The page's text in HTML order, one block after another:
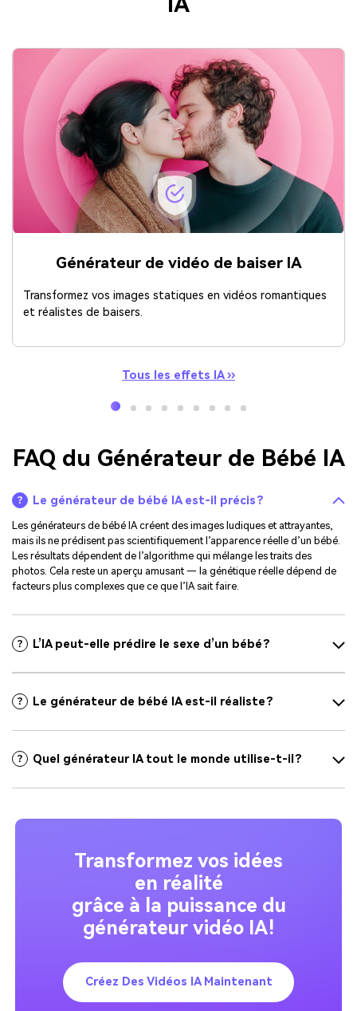
Générateur de vidéo de baiser IA
Transformez vos images statiques en vidéos romantiques
et réalistes de baisers.
Tous les effets IA ››
FAQ du Générateur de Bébé IA
Le générateur de bébé IA est-il précis ?
Les générateurs de bébé IA créent des images ludiques et attrayantes,
mais ils ne prédisent pas scientifiquement l’apparence réelle d’un bébé.
Les résultats dépendent de l’algorithme qui mélange les traits des
photos. Cela reste un aperçu amusant — la génétique réelle dépend de
facteurs plus complexes que ce que l’IA sait faire.
L’IA peut-elle prédire le sexe d’un bébé ?
Le générateur de bébé IA est-il réaliste ?
Quel générateur IA tout le monde utilise-t-il ?
Transformez vos idées
en réalité
grâce à la puissance du
générateur vidéo IA !
Créez Des Vidéos IA Maintenant